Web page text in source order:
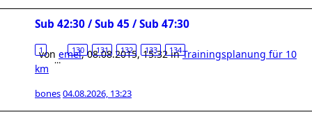
Sub 42:30 / Sub 45 / Sub 47:30
1
…
130 131 132 133 134
von emel,08.08.2015, 15:32inTrainingsplanung für 10
km
bones04.08.2026, 13:23